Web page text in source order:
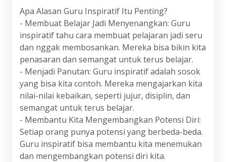
Apa Alasan Guru Inspiratif Itu Penting?
- Membuat Belajar Jadi Menyenangkan: Guru
inspiratif tahu cara membuat pelajaran jadi seru
dan nggak membosankan. Mereka bisa bikin kita
penasaran dan semangat untuk terus belajar.
- Menjadi Panutan: Guru inspiratif adalah sosok
yang bisa kita contoh. Mereka mengajarkan kita
nilai-nilai kebaikan, seperti jujur, disiplin, dan
semangat untuk terus belajar.
- Membantu Kita Mengembangkan Potensi Diri:
Setiap orang punya potensi yang berbeda-beda.
Guru inspiratif bisa membantu kita menemukan
dan mengembangkan potensi diri kita.